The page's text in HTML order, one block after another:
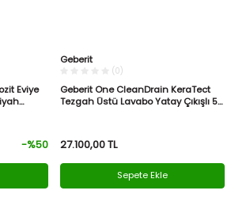
Eviye
-%50
Geberit
(0)
Geberit One CleanDrain KeraTect
Tezgah Üstü Lavabo Yatay Çıkışlı 50
27.100,00TL
Sepete Ekle